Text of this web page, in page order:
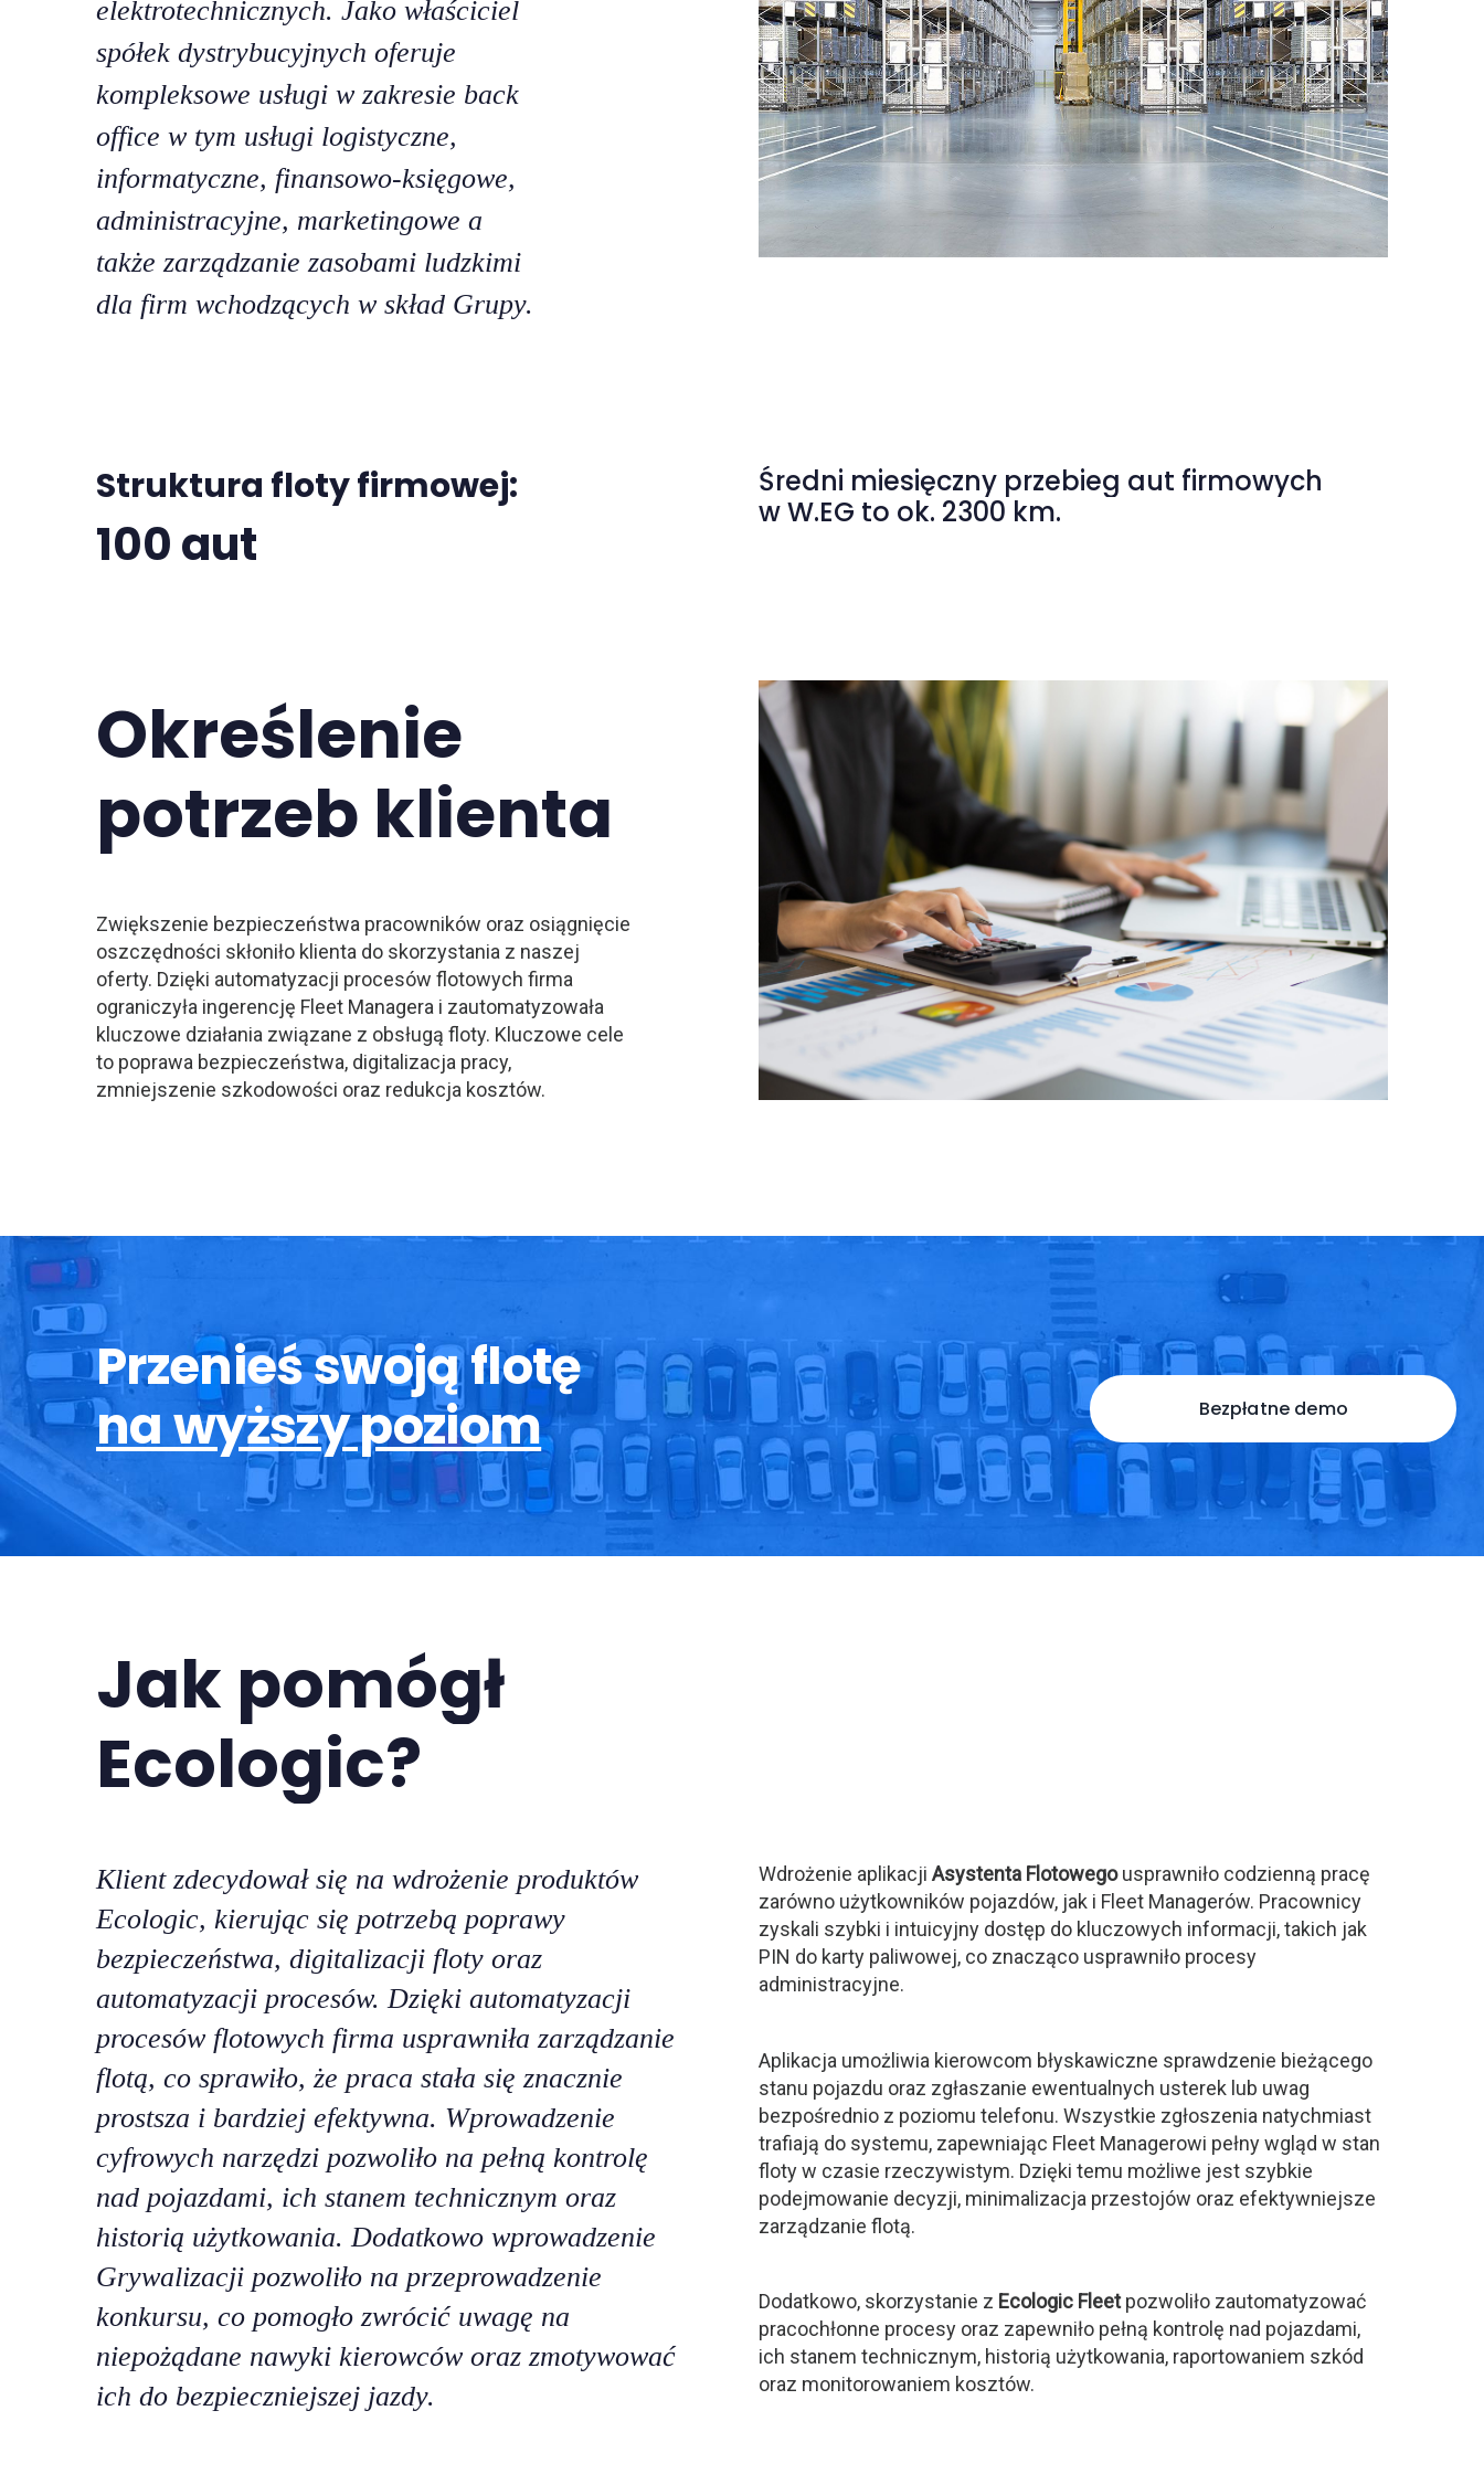
elektrotechnicznych. Jako właściciel
spółek dystrybucyjnych oferuje
kompleksowe usługi w zakresie back
office w tym usługi logistyczne,
informatyczne, finansowo-księgowe,
administracyjne, marketingowe a
także zarządzanie zasobami ludzkimi
dla firm wchodzących w skład Grupy.
Struktura floty firmowej:
100 aut
Średni miesięczny przebieg aut firmowych
w W.EG to ok. 2300 km.
Określenie
potrzeb klienta
Zwiększenie bezpieczeństwa pracowników oraz osiągnięcie
oszczędności skłoniło klienta do skorzystania z naszej
oferty. Dzięki automatyzacji procesów flotowych firma
ograniczyła ingerencję Fleet Managera i zautomatyzowała
kluczowe działania związane z obsługą floty. Kluczowe cele
to poprawa bezpieczeństwa, digitalizacja pracy,
zmniejszenie szkodowości oraz redukcja kosztów.
Przenieś swoją flotę
na wyższy poziom
Bezpłatne demo
Jak pomógł
Ecologic?
Klient zdecydował się na wdrożenie produktów
Ecologic, kierując się potrzebą poprawy
bezpieczeństwa, digitalizacji floty oraz
automatyzacji procesów. Dzięki automatyzacji
procesów flotowych firma usprawniła zarządzanie
flotą, co sprawiło, że praca stała się znacznie
prostsza i bardziej efektywna. Wprowadzenie
cyfrowych narzędzi pozwoliło na pełną kontrolę
nad pojazdami, ich stanem technicznym oraz
historią użytkowania. Dodatkowo wprowadzenie
Grywalizacji pozwoliło na przeprowadzenie
konkursu, co pomogło zwrócić uwagę na
niepożądane nawyki kierowców oraz zmotywować
ich do bezpieczniejszej jazdy.
Wdrożenie aplikacji Asystenta Flotowegousprawniło codzienną pracę
zarówno użytkowników pojazdów, jak i Fleet Managerów. Pracownicy
zyskali szybki i intuicyjny dostęp do kluczowych informacji, takich jak
PIN do karty paliwowej, co znacząco usprawniło procesy
administracyjne.
Aplikacja umożliwia kierowcom błyskawiczne sprawdzenie bieżącego
stanu pojazdu oraz zgłaszanie ewentualnych usterek lub uwag
bezpośrednio z poziomu telefonu. Wszystkie zgłoszenia natychmiast
trafiają do systemu, zapewniając Fleet Managerowi pełny wgląd w stan
floty w czasie rzeczywistym. Dzięki temu możliwe jest szybkie
podejmowanie decyzji, minimalizacja przestojów oraz efektywniejsze
zarządzanie flotą.
Dodatkowo, skorzystanie z Ecologic Fleetpozwoliło zautomatyzować
pracochłonne procesy oraz zapewniło pełną kontrolę nad pojazdami,
ich stanem technicznym, historią użytkowania, raportowaniem szkód
oraz monitorowaniem kosztów.